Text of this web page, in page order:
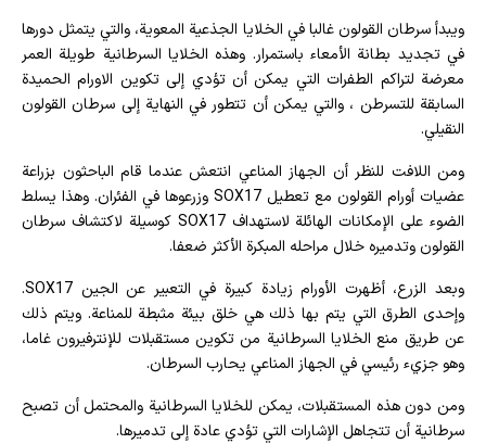
ويبدأ سرطان القولون غالبا في الخلايا الجذعية المعوية، والتي يتمثل دورها
في تجديد بطانة الأمعاء باستمرار. وهذه الخلايا السرطانية طويلة العمر
معرضة لتراكم الطفرات التي يمكن أن تؤدي إلى تكوين الاورام الحميدة
السابقة للتسرطن ، والتي يمكن أن تتطور في النهاية إلى سرطان القولون
النقيلي.
ومن اللافت للنظر أن الجهاز المناعي انتعش عندما قام الباحثون بزراعة
عضيات أورام القولون مع تعطيل SOX17 وزرعوها في الفئران. وهذا يسلط
الضوء على الإمكانات الهائلة لاستهداف SOX17 كوسيلة لاكتشاف سرطان
القولون وتدميره خلال مراحله المبكرة الأكثر ضعفا.
وبعد الزرع، أظهرت الأورام زيادة كبيرة في التعبير عن الجين SOX17.
وإحدى الطرق التي يتم بها ذلك هي خلق بيئة مثبطة للمناعة. ويتم ذلك
عن طريق منع الخلايا السرطانية من تكوين مستقبلات للإنترفيرون غاما،
وهو جزيء رئيسي في الجهاز المناعي يحارب السرطان.
ومن دون هذه المستقبلات، يمكن للخلايا السرطانية والمحتمل أن تصبح
سرطانية أن تتجاهل الإشارات التي تؤدي عادة إلى تدميرها.